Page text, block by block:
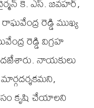
రెడ్డి ముఖ్య
రెడ్డి విగ్రహ
నాయకులు
కృషి చేయాలని